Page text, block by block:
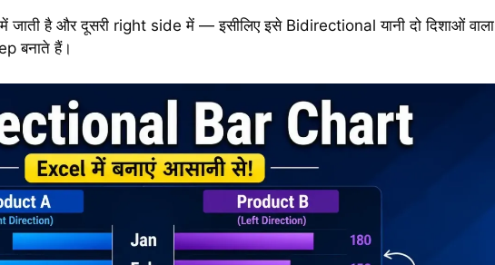
है और दूसरी right side में — इसीलिए इसे Bidirectional यानी दो दिशाओं वाला
बनाते हैं।